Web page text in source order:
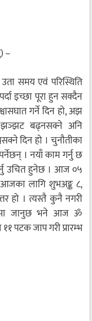
–
समय एवं परिस्थिति
इच्छा पूरा हुन सक्दैन
गर्ने दिन हो, अझ
झञ्झट बढ्नसक्ने अनि
दिन हो । चुनौतीका
। नयाँ काम गर्नु छ
उचित हुनेछ । आज ०५
लागि शुभअङ्क ८,
हो । त्यस्तै कुनै नगरी
जानुछ भने आज ॐ
पटक जाप गरी प्रारम्भ